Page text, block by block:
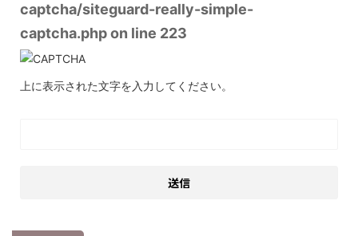
captcha/siteguard-really-simple-
captcha.phpon line 223
上に表示された文字を入力してください。